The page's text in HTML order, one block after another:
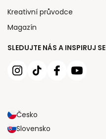
SLEDUJTE NÁS A INSPIRUJ SE
Česko
Slovensko
Kreativní průvodce
Magazín